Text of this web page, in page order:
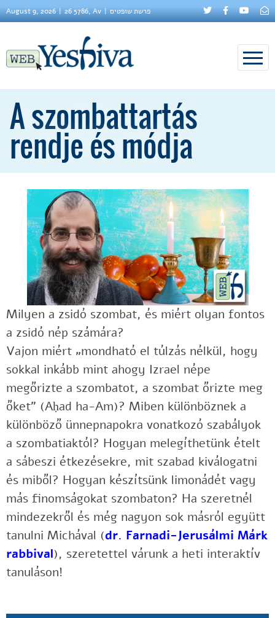
August 9, 2026 26 5786, Av פרשת שופטים
A szombattartás
rendje és módja
Milyen a zsidó szombat, és miért olyan fontos
a zsidó nép számára?
Vajon miért „mondható el túlzás nélkül, hogy
sokkal inkább mint ahogy Izrael népe
megőrizte a szombatot, a szombat őrizte meg
őket” (Aḥad ha-Am)? Miben különböznek a
különböző ünnepnapokra vonatkozó szabályok
a szombatiaktól? Hogyan melegíthetünk ételt
a sábeszi étkezésekre, mit szabad kiválogatni
és miből? Hogyan készítsünk limonádét vagy
más finomságokat szombaton? Ha szeretnél
mindezekről és még nagyon sok másról együtt
tanulni Michával (dr. Farnadi-Jerusálmi Márk
rabbival), szeretettel várunk a heti interaktív
tanuláson!